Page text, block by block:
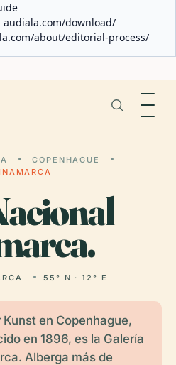
audiala.com/download/
about/editorial-process/
COPENHAGUE
55° N · 12° E
en Copenhague,
en 1896, es la Galería
Alberga más de